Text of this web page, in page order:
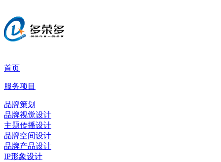
首页
服务项目
品牌策划
品牌视觉设计
主题传播设计
品牌空间设计
品牌产品设计
IP形象设计